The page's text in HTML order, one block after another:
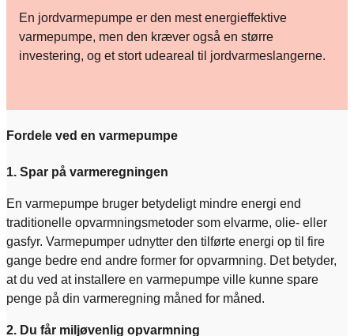
En jordvarmepumpe er den mest energieffektive
varmepumpe, men den kræver også en større
investering, og et stort udeareal til jordvarmeslangerne.
Fordele ved en varmepumpe
1. Spar på varmeregningen
En varmepumpe bruger betydeligt mindre energi end
traditionelle opvarmningsmetoder som elvarme, olie- eller
gasfyr. Varmepumper udnytter den tilførte energi op til fire
gange bedre end andre former for opvarmning. Det betyder,
at du ved at installere en varmepumpe ville kunne spare
penge på din varmeregning måned for måned.
2. Du får miljøvenlig opvarmning